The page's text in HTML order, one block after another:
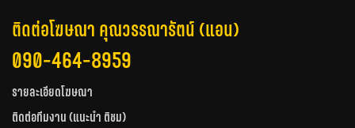
ติดต่อโฆษณา คุณวรรณารัตน์ (แอน)
090-464-8959
รายละเอียดโฆษณา
ติดต่อทีมงาน (แนะนำ ติชม)